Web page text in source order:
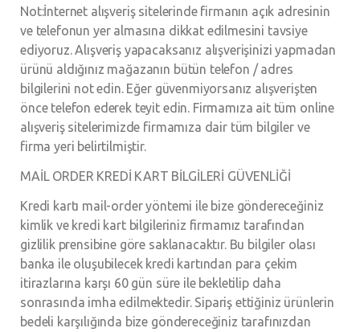
Not:İnternet alışveriş sitelerinde firmanın açık adresinin
ve telefonun yer almasına dikkat edilmesini tavsiye
ediyoruz. Alışveriş yapacaksanız alışverişinizi yapmadan
ürünü aldığınız mağazanın bütün telefon / adres
bilgilerini not edin. Eğer güvenmiyorsanız alışverişten
önce telefon ederek teyit edin. Firmamıza ait tüm online
alışveriş sitelerimizde firmamıza dair tüm bilgiler ve
firma yeri belirtilmiştir.
MAİL ORDER KREDİ KART BİLGİLERİ GÜVENLİĞİ
Kredi kartı mail-order yöntemi ile bize göndereceğiniz
kimlik ve kredi kart bilgileriniz firmamız tarafından
gizlilik prensibine göre saklanacaktır. Bu bilgiler olası
banka ile oluşubilecek kredi kartından para çekim
itirazlarına karşı 60 gün süre ile bekletilip daha
sonrasında imha edilmektedir. Sipariş ettiğiniz ürünlerin
bedeli karşılığında bize göndereceğiniz tarafınızdan